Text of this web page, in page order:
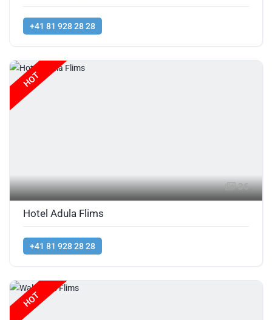
+41 81 928 28 28
HOT
36
Hotel Adula Flims
+41 81 928 28 28
HOT